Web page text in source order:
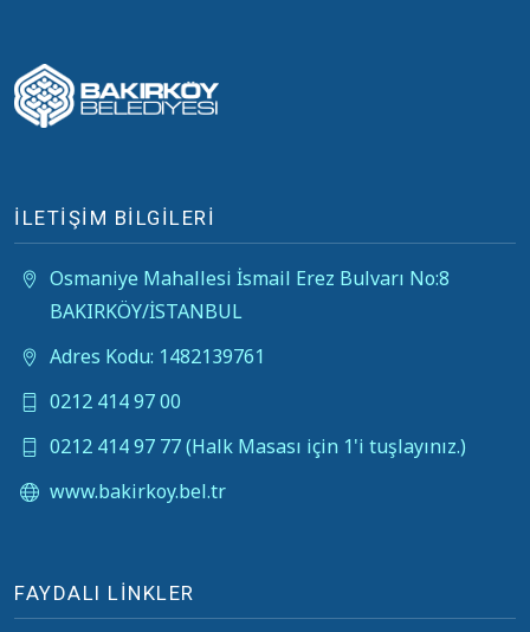
İLETİŞİM BİLGİLERİ
Osmaniye Mahallesi İsmail Erez Bulvarı No:8
BAKIRKÖY/İSTANBUL
Adres Kodu: 1482139761
0212 414 97 00
0212 414 97 77 (Halk Masası için 1'i tuşlayınız.)
www.bakirkoy.bel.tr
FAYDALI LİNKLER